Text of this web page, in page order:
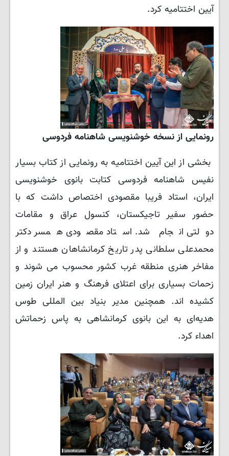
آیین اختتامیه کرد.
رونمایی از نسخه خوشنویسی شاهنامه فردوسی
بخشی از این آیین اختتامیه به رونمایی از کتاب بسیار
نفیس شاهنامه فردوسی کتابت بانوی خوشنویسی
ایران، استاد فریبا مقصودی اختصاص داشت که با
حضور سفیر تاجیکستان، کنسول عراق و مقامات
دولتی انجام شد. استاد مقصودی همسر دکتر
محمدعلی سلطانی پدر تاریخ کرمانشاهان هستند و از
مفاخر هنری منطقه غرب کشور محسوب می شوند و
زحمات بسیاری برای اعتلای فرهنگ و هنر ایران زمین
کشیده اند. همچنین مدیر بنیاد بین المللی طوس
هدیه‌ای به این بانوی کرمانشاهی به پاس زحماتش
اهداء کرد.